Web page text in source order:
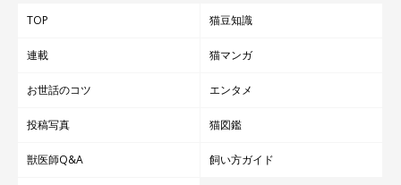
TOP 猫豆知識
連載 猫マンガ
お世話のコツ エンタメ
投稿写真 猫図鑑
獣医師Q&A 飼い方ガイド